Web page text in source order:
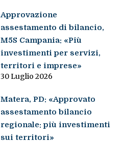
Approvazione
assestamento di bilancio,
M5S Campania: «Più
investimenti per servizi,
territori e imprese»
30 Luglio 2026
Matera, PD: «Approvato
assestamento bilancio
regionale: più investimenti
sui territori»